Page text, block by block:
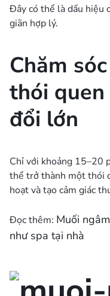
Đây có thể là dấu hiệu
giãn hợp lý.
Chăm
thói
đổi lớn
Chỉ với khoảng 15–20
thể trở thành một thói
hoạt và tạo cảm giác
Đọc thêm: Muối
như spa tại nhà